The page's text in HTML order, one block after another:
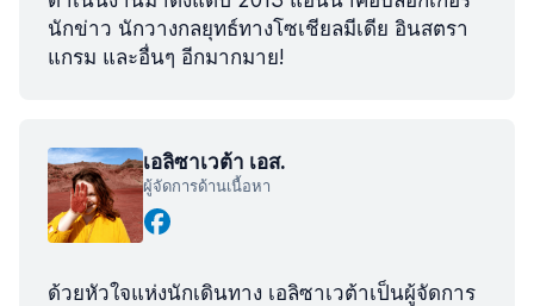
นักข่าว นักวางกลยุทธ์ทางโซเชียลมีเดีย อินสตรา
แกรม และอื่นๆ อีกมากมาย!
เอลิซาเวต้า เอส.
ผู้จัดการด้านเนื้อหา
ด้วยหัวใจแห่งนักเดินทาง เอลิซาเวต้าเป็นผู้จัดการ